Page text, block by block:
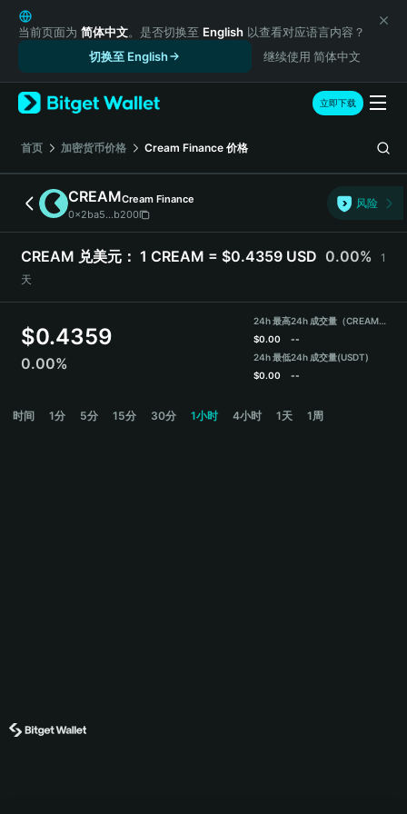
English
日本語
Русский
Español (Latinoamérica)
Türkçe
Italiano
Deutsch
简体中文
繁體中文
Português (Portugal)
Bahasa Indonesia
Español
当前页面为 简体中文。是否切换至 English 以查看对应语言内容？
切换至 English
继续使用 简体中文
立即下载
首页 加密货币价格 Cream Finance 价格
CREAMCream Finance
0x2ba5...b200
风险
CREAM 兑美元： 1 CREAM = $0.4359 USD 0.00%
1
天
$0.4359
0.00%
24h 最高
$0.00
24h 最低
$0.00
24h 成交量（CREAM）
--
24h 成交量(USDT)
--
时间 1分 5分 15分 30分 1小时 4小时 1天 1周